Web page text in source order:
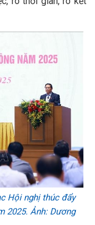
Hội nghị thúc đẩy
2025. Ảnh: Dương